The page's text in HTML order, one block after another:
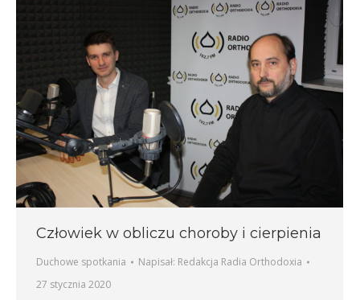
Człowiek w obliczu choroby i cierpienia
Duchowe spotkania Napisał: Redakcja Radia Orthodoxia
27 stycznia 2020